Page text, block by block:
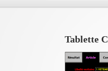
Tablette